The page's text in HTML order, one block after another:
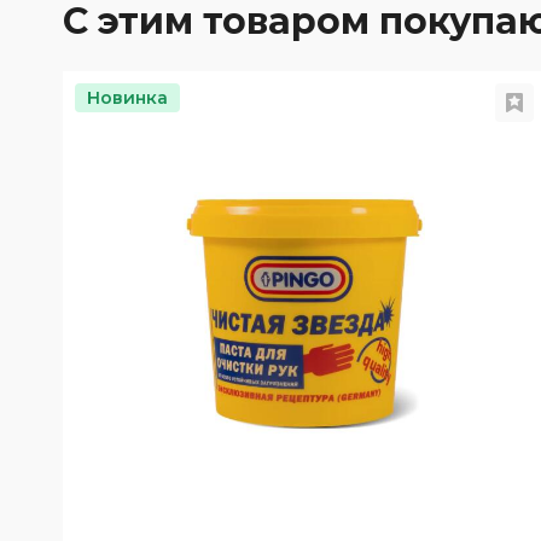
С этим товаром
Новинка